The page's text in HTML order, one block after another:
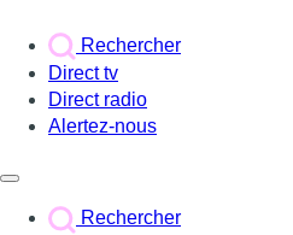
Rechercher
Direct tv
Direct radio
Alertez-nous
Rechercher